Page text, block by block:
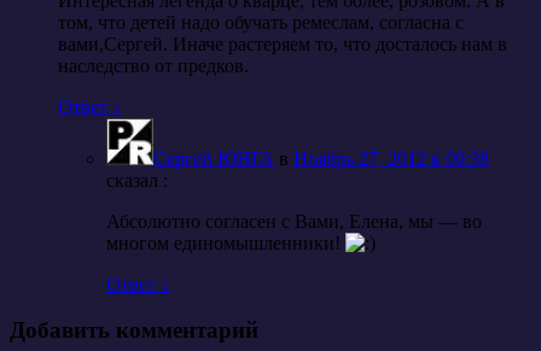
том, что детей надо обучать ремеслам, согласна с
вами,Сергей. Иначе растеряем то, что досталось нам в
наследство от предков.
Ответ ↓
Сергей ЮНГА в Ноябрь 27, 2012 к 00:38
cказал :
Абсолютно согласен с Вами, Елена, мы — во
многом единомышленники!
Ответ ↓
Добавить комментарий